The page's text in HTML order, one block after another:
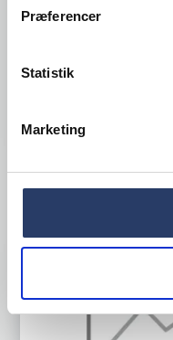
Præferencer
Statistik
Marketing